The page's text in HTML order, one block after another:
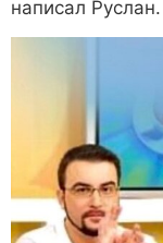
написал Руслан.